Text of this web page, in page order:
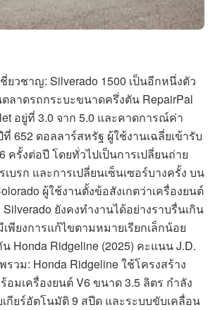
ยวชาญ: Silverado 1500 เป็นอีกหนึ่งตัว
ลาดรถกระบะขนาดครึ่งตัน RepairPal
อยู่ที่ 3.0 จาก 5.0 และคาดการณ์ค่า
652 ดอลลาร์สหรัฐ ผู้ใช้งานเฉลี่ยเข้ารับ
ครั้งต่อปี โดยทั่วไปเป็นการเปลี่ยนถ่าย
บรก และการเปลี่ยนเซ็นเซอร์บางครั้ง บน
ผู้ใช้งานตั้งข้อสังเกตว่าเครื่องยนต์
ยังคงทำงานได้อย่างราบรื่นเกิน
พียงการแก้ไขตามหมายเรียกเล็กน้อย
Honda Ridgeline (2025) คะแนน J.D.
รวม: Honda Ridgeline ใช้โครงสร้าง
อมเครื่องยนต์ V6 ขนาด 3.5 ลิตร กำลัง
กียร์อัตโนมัติ 9 สปีด และระบบขับเคลื่อน